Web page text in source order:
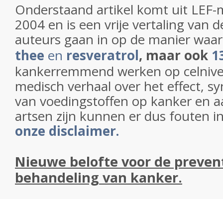
Onderstaand artikel komt uit LEF-
2004 en is een vrije vertaling van
auteurs gaan in op de manier
thee en resveratrol, maar ook
kankerremmend werken op
medisch verhaal over het effect,
van voedingstoffen op kanker en
artsen zijn kunnen er dus fouten
onze disclaimer.
Nieuwe belofte voor de
behandeling van kanker.